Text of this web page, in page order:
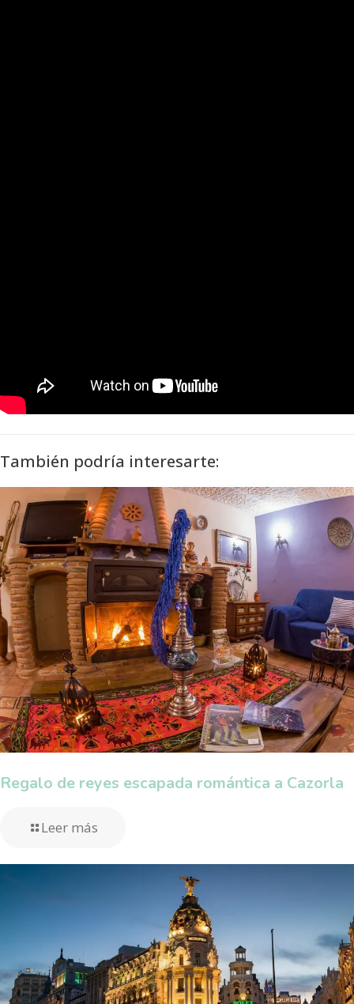
También podría interesarte:
Regalo de reyes escapada romántica a Cazorla
Leer más